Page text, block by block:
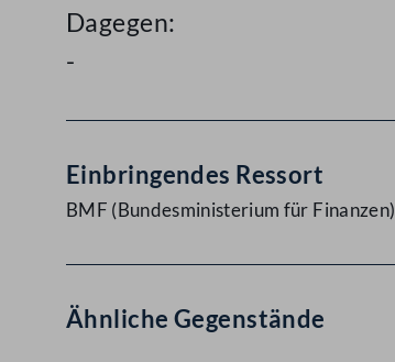
Dagegen:
-
Einbringendes Ressort
BMF (Bundesministerium für Finanzen)
Ähnliche Gegenstände